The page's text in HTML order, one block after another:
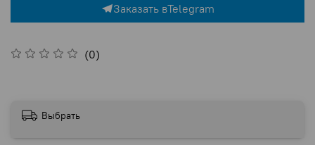
(0)
Заказать вTelegram
Выбрать